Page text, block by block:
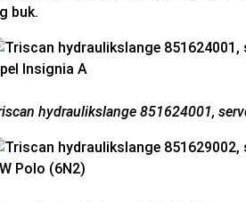
buk.
hydraulikslange 851624001,